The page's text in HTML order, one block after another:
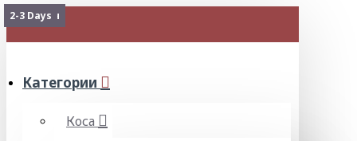
МЕНЮ
Категории
Коса
2-3 Days
Изчерпан
Изчерпан
2-3 Days